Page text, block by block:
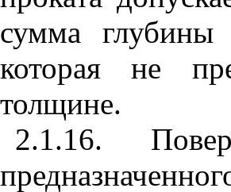
сумма глубины
которая не
толщине.
2.1.16.